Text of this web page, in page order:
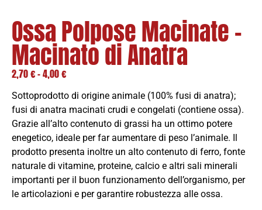
Ossa Polpose Macinate –
Macinato di Anatra
2,70€-4,00€
Sottoprodotto di origine animale (100% fusi di anatra);
fusi di anatra macinati crudi e congelati (contiene ossa).
Grazie all’alto contenuto di grassi ha un ottimo potere
enegetico, ideale per far aumentare di peso l’animale. Il
prodotto presenta inoltre un alto contenuto di ferro, fonte
naturale di vitamine, proteine, calcio e altri sali minerali
importanti per il buon funzionamento dell’organismo, per
le articolazioni e per garantire robustezza alle ossa.